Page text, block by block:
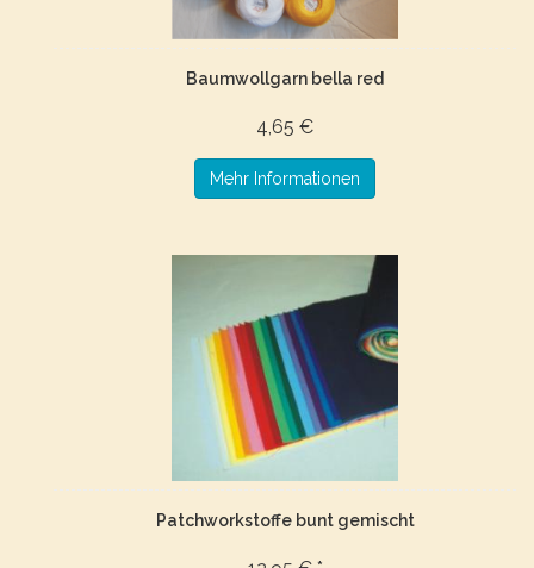
Baumwollgarn bella red
4,65 €
Mehr Informationen
Patchworkstoffe bunt gemischt